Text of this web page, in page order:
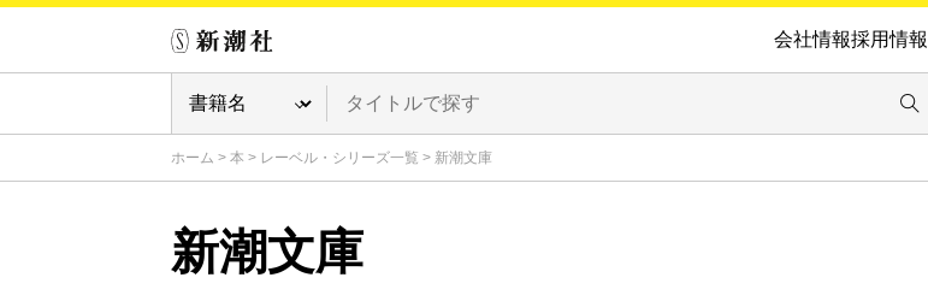
会社情報採用情報
ホーム > 本 > レーベル・シリーズ一覧 > 新潮文庫
新潮文庫